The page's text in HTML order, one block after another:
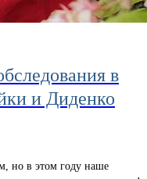
в
и Диденко
но в этом году наше